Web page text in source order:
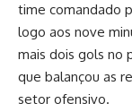
time comandado
logo aos nove
mais dois gols no
que balançou as
setor ofensivo.